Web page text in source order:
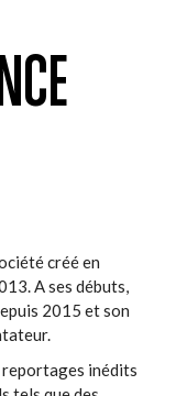
créé en
A ses débuts,
2015 et son
reportages inédits